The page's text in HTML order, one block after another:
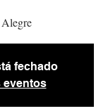
fechado
eventos